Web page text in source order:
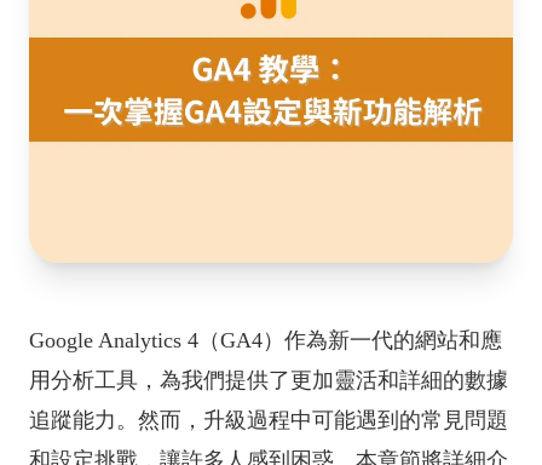
Google Analytics 4（GA4）作為新一代的網站和應
用分析工具，為我們提供了更加靈活和詳細的數據
追蹤能力。然而，升級過程中可能遇到的常見問題
和設定挑戰，讓許多人感到困惑。本章節將詳細介